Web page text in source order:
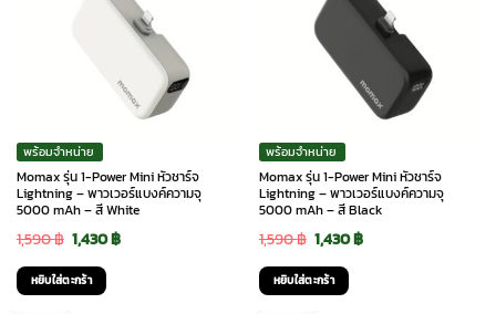
พร้อมจำหน่าย
Momax รุ่น 1-Power Mini หัวชาร์จ
Lightning – พาวเวอร์แบงค์ความจุ
5000 mAh – สี White
1,590฿ Original
price
was:
1,430฿Current
หยิบใส่ตะกร้า
พร้อมจำหน่าย
Momax รุ่น 1-Power Mini หัวชาร์จ
Lightning – พาวเวอร์แบงค์ความจุ
5000 mAh – สี Black
1,590฿ Original
price
was:
1,430฿Current
หยิบใส่ตะกร้า